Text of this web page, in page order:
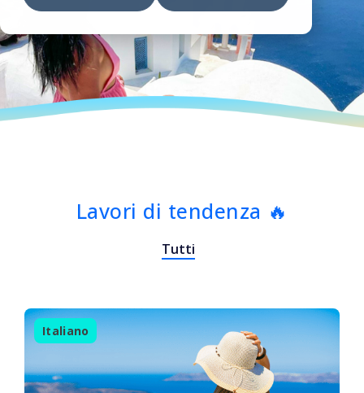
Lavori di tendenza 🔥
Tutti
Italiano